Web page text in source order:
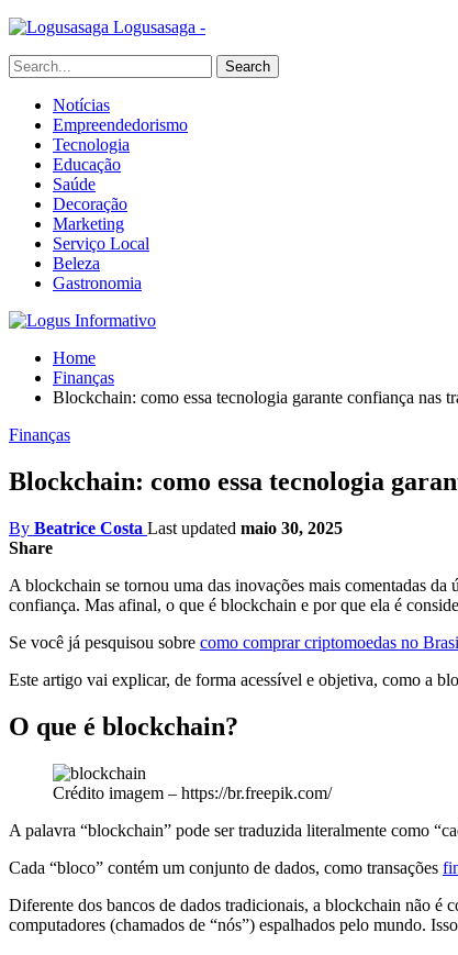
Logusasaga -
Notícias
Empreendedorismo
Tecnologia
Educação
Saúde
Decoração
Marketing
Serviço Local
Beleza
Gastronomia
Home
Finanças
Blockchain: como essa tecnologia garante confiança nas
Finanças
Blockchain: como essa tecnologia
By Beatrice Costa Last updated maio 30, 2025
Share
A blockchain se tornou uma das inovações mais comentadas
confiança. Mas afinal, o que é blockchain e por que ela é
Se você já pesquisou sobre como comprar criptomoedas no
Este artigo vai explicar, de forma acessível e objetiva, como a
O que é blockchain?
Crédito imagem – https://br.freepik.com/
A palavra “blockchain” pode ser traduzida literalmente como
Cada “bloco” contém um conjunto de dados, como transações
Diferente dos bancos de dados tradicionais, a blockchain não é
computadores (chamados de “nós”) espalhados pelo mundo.